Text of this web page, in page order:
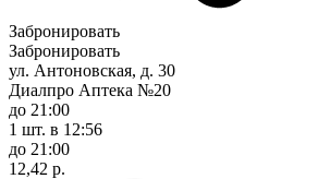
Забронировать
Забронировать
ул. Антоновская, д. 30
Диалпро Аптека №20
до 21:00
1 шт. в 12:56
до 21:00
12,42 р.